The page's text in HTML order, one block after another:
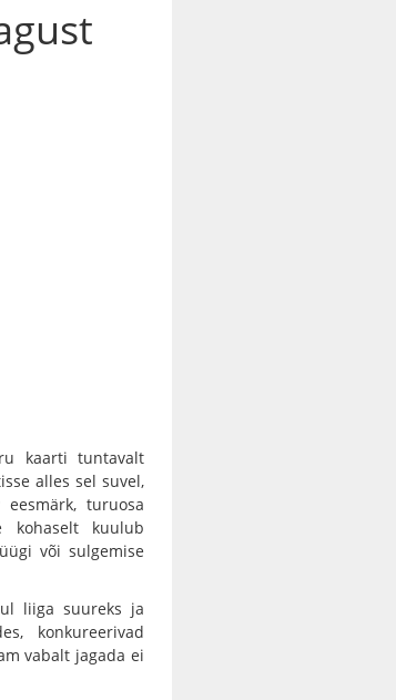
kaarti tuntavalt
alles sel suvel,
turuosa
kohaselt kuulub
või sulgemise
liiga suureks ja
konkureerivad
vabalt jagada ei